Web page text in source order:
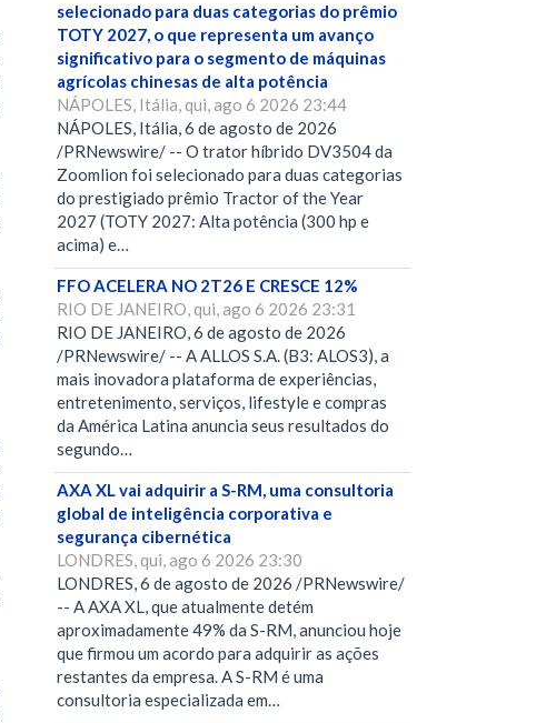
selecionado para duas categorias do prêmio
TOTY 2027, o que representa um avanço
significativo para o segmento de máquinas
agrícolas chinesas de alta potência
NÁPOLES, Itália, qui, ago 6 2026 23:44
NÁPOLES, Itália, 6 de agosto de 2026
/PRNewswire/ -- O trator híbrido DV3504 da
Zoomlion foi selecionado para duas categorias
do prestigiado prêmio Tractor of the Year
2027 (TOTY 2027: Alta potência (300 hp e
acima) e…
FFO ACELERA NO 2T26 E CRESCE 12%
RIO DE JANEIRO, qui, ago 6 2026 23:31
RIO DE JANEIRO, 6 de agosto de 2026
/PRNewswire/ -- A ALLOS S.A. (B3: ALOS3), a
mais inovadora plataforma de experiências,
entretenimento, serviços, lifestyle e compras
da América Latina anuncia seus resultados do
segundo…
AXA XL vai adquirir a S-RM, uma consultoria
global de inteligência corporativa e
segurança cibernética
LONDRES, qui, ago 6 2026 23:30
LONDRES, 6 de agosto de 2026 /PRNewswire/
-- A AXA XL, que atualmente detém
aproximadamente 49% da S-RM, anunciou hoje
que firmou um acordo para adquirir as ações
restantes da empresa. A S-RM é uma
consultoria especializada em…